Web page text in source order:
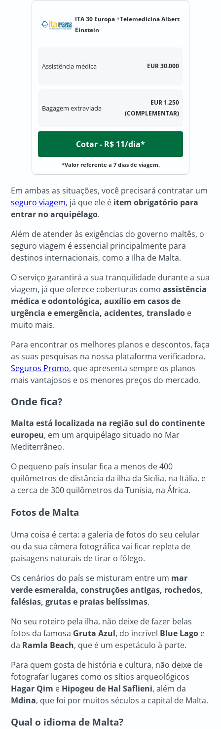
ITA 30 Europa +Telemedicina Albert
Einstein
Assistência médica EUR 30.000
Bagagem extraviada
EUR 1.250
(COMPLEMENTAR)
Cotar - R$ 11/dia*
*Valor referente a 7 dias de viagem.
Em ambas as situações, você precisará contratar um
seguro viagem, já que ele é item obrigatório para
entrar no arquipélago.
Além de atender às exigências do governo maltês, o
seguro viagem é essencial principalmente para
destinos internacionais, como a Ilha de Malta.
O serviço garantirá a sua tranquilidade durante a sua
viagem, já que oferece coberturas comoassistência
médica e odontológica, auxílio em casos de
urgência e emergência, acidentes, translado e
muito mais.
Para encontrar os melhores planos e descontos, faça
as suas pesquisas na nossa plataforma verificadora,
Seguros Promo, que apresenta sempre os planos
mais vantajosos e os menores preços do mercado.
Onde fica?
Malta está localizada na região sul do continente
europeu, em um arquipélago situado no Mar
Mediterrâneo.
O pequeno país insular fica a menos de 400
quilômetros de distância da ilha da Sicília, na Itália, e
a cerca de 300 quilômetros da Tunísia, na África.
Fotos de Malta
Uma coisa é certa: a galeria de fotos do seu celular
ou da sua câmera fotográfica vai ficar repleta de
paisagens naturais de tirar o fôlego.
Os cenários do país se misturam entre um mar
verde esmeralda, construções antigas, rochedos,
falésias, grutas e praias belíssimas.
No seu roteiro pela ilha, não deixe de fazer belas
fotos da famosa Gruta Azul, do incrível Blue Lago e
da Ramla Beach, que é um espetáculo à parte.
Para quem gosta de história e cultura, não deixe de
fotografar lugares como os sítios arqueológicos
Hagar Qim e Hipogeu de Hal Saflieni, além da
Mdina, que foi por muitos séculos a capital de Malta.
Qual o idioma de Malta?